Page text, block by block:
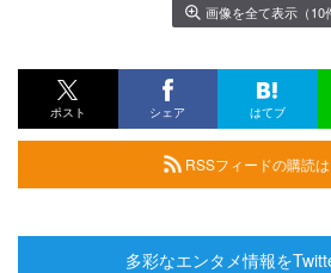
画像を全て表示（10
ポスト シェア はてブ
RSSフィードの購読は
多彩なエンタメ情報を